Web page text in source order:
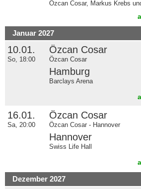
Özcan Cosar, Markus Krebs
Januar 2027
10.01.
So, 18:00
Özcan Cosar
Özcan Cosar
Hamburg
Barclays Arena
16.01.
Sa, 20:00
Özcan Cosar
Özcan Cosar - Hannover
Hannover
Swiss Life Hall
Dezember 2027